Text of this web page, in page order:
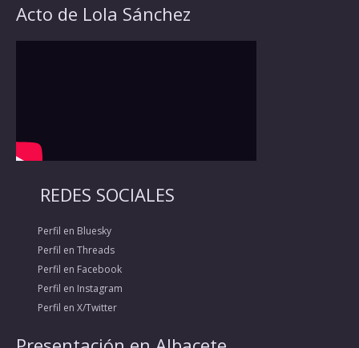
Acto de Lola Sánchez
REDES SOCIALES
Perfil en Bluesky
Perfil en Threads
Perfil en Facebook
Perfil en Instagram
Perfil en X/Twitter